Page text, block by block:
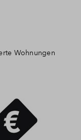
Wohnungen